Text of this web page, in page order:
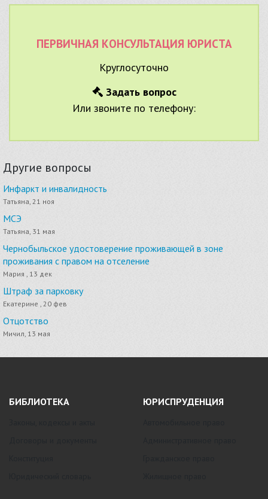
ПЕРВИЧНАЯ КОНСУЛЬТАЦИЯ ЮРИСТА
Круглосуточно
Задать вопрос
Или звоните по телефону:
Другие вопросы
Инфаркт и инвалидность
Татьяна, 21 ноя
МСЭ
Татьяна, 31 мая
Чернобыльское удостоверение проживающей в зоне
проживания с правом на отселение
Мария , 13 дек
Штраф за парковку
Екатерине , 20 фев
Отцотство
Мичил, 13 мая
БИБЛИОТЕКА ЮРИСПРУДЕНЦИЯ